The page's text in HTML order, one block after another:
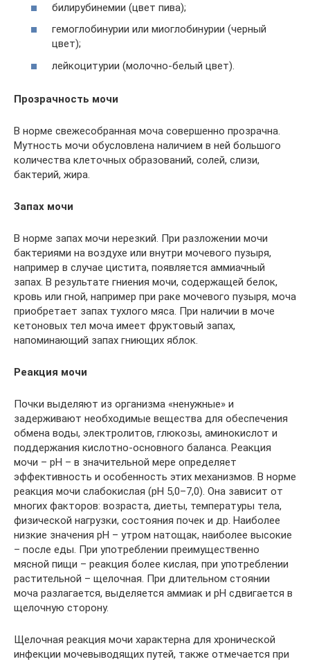
билирубинемии (цвет пива);
гемоглобинурии или миоглобинурии (черный
цвет);
лейкоцитурии (молочно-белый цвет).
Прозрачность мочи
В норме свежесобранная моча совершенно прозрачна.
Мутность мочи обусловлена наличием в ней большого
количества клеточных образований, солей, слизи,
бактерий, жира.
Запах мочи
В норме запах мочи нерезкий. При разложении мочи
бактериями на воздухе или внутри мочевого пузыря,
например в случае цистита, появляется аммиачный
запах. В результате гниения мочи, содержащей белок,
кровь или гной, например при раке мочевого пузыря, моча
приобретает запах тухлого мяса. При наличии в моче
кетоновых тел моча имеет фруктовый запах,
напоминающий запах гниющих яблок.
Реакция мочи
Почки выделяют из организма «ненужные» и
задерживают необходимые вещества для обеспечения
обмена воды, электролитов, глюкозы, аминокислот и
поддержания кислотно-основного баланса. Реакция
мочи – рН – в значительной мере определяет
эффективность и особенность этих механизмов. В норме
реакция мочи слабокислая (рН 5,0–7,0). Она зависит от
многих факторов: возраста, диеты, температуры тела,
физической нагрузки, состояния почек и др. Наиболее
низкие значения рН – утром натощак, наиболее высокие
– после еды. При употреблении преимущественно
мясной пищи – реакция более кислая, при употреблении
растительной – щелочная. При длительном стоянии
моча разлагается, выделяется аммиак и рН сдвигается в
щелочную сторону.
Щелочная реакция мочи характерна для хронической
инфекции мочевыводящих путей, также отмечается при